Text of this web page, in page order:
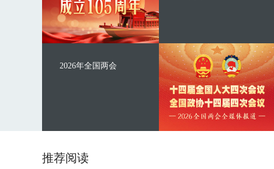
2026年全国两会
推荐阅读